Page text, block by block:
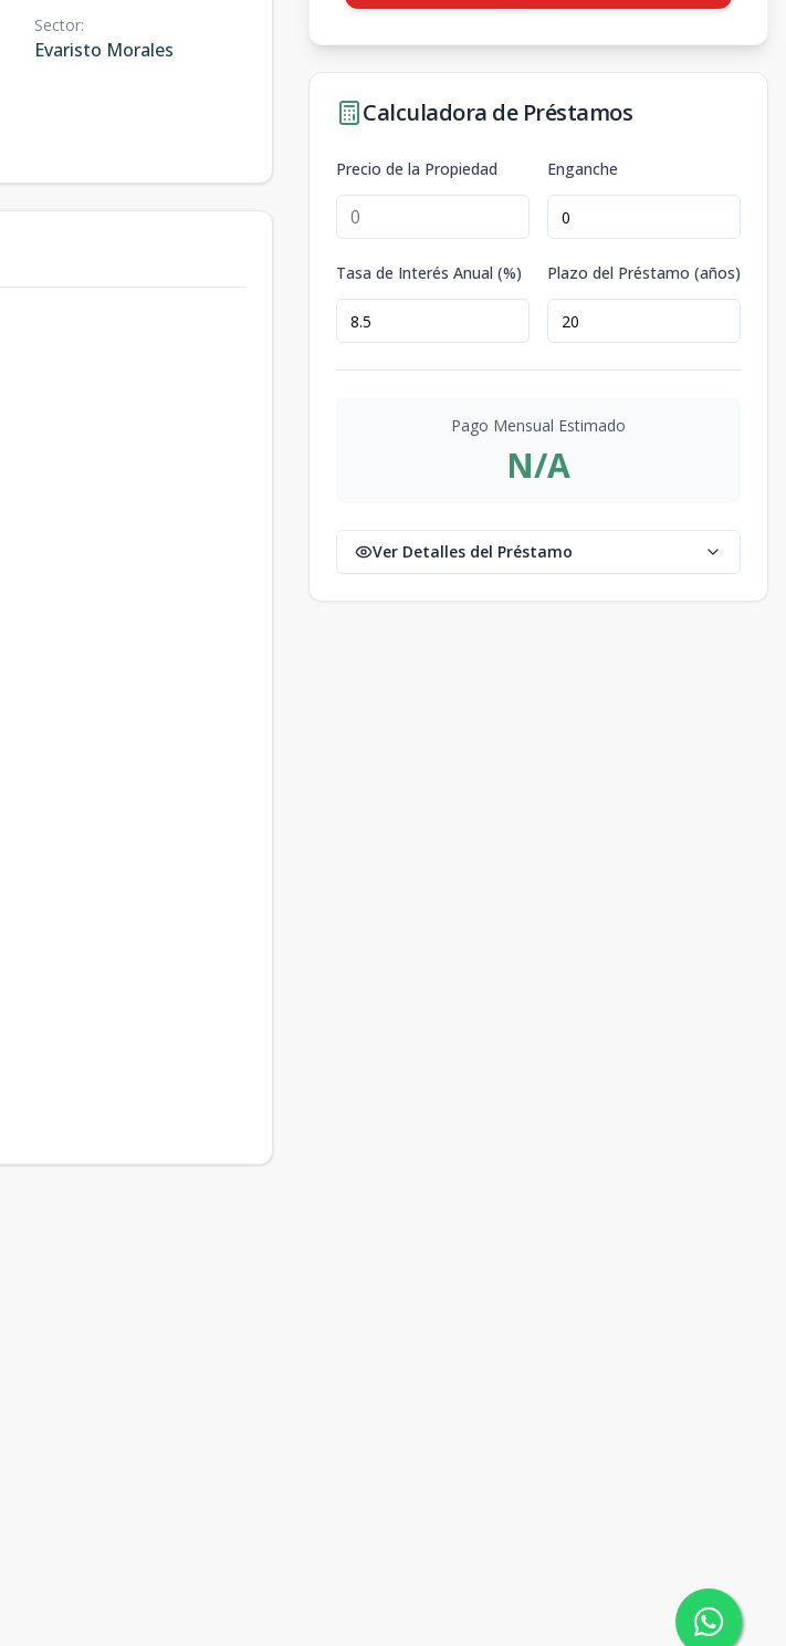
Sector:
Evaristo Morales
Calculadora de Préstamos
Precio de la Propiedad Enganche
Tasa de Interés Anual (%) Plazo del Préstamo (años)
Pago Mensual Estimado
N/A
Ver Detalles del Préstamo